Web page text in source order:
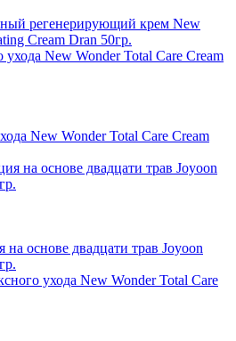
регенерирующий крем New
Cream Dran 50гр.
New Wonder Total Care Cream
на основе двадцати трав Joyoon